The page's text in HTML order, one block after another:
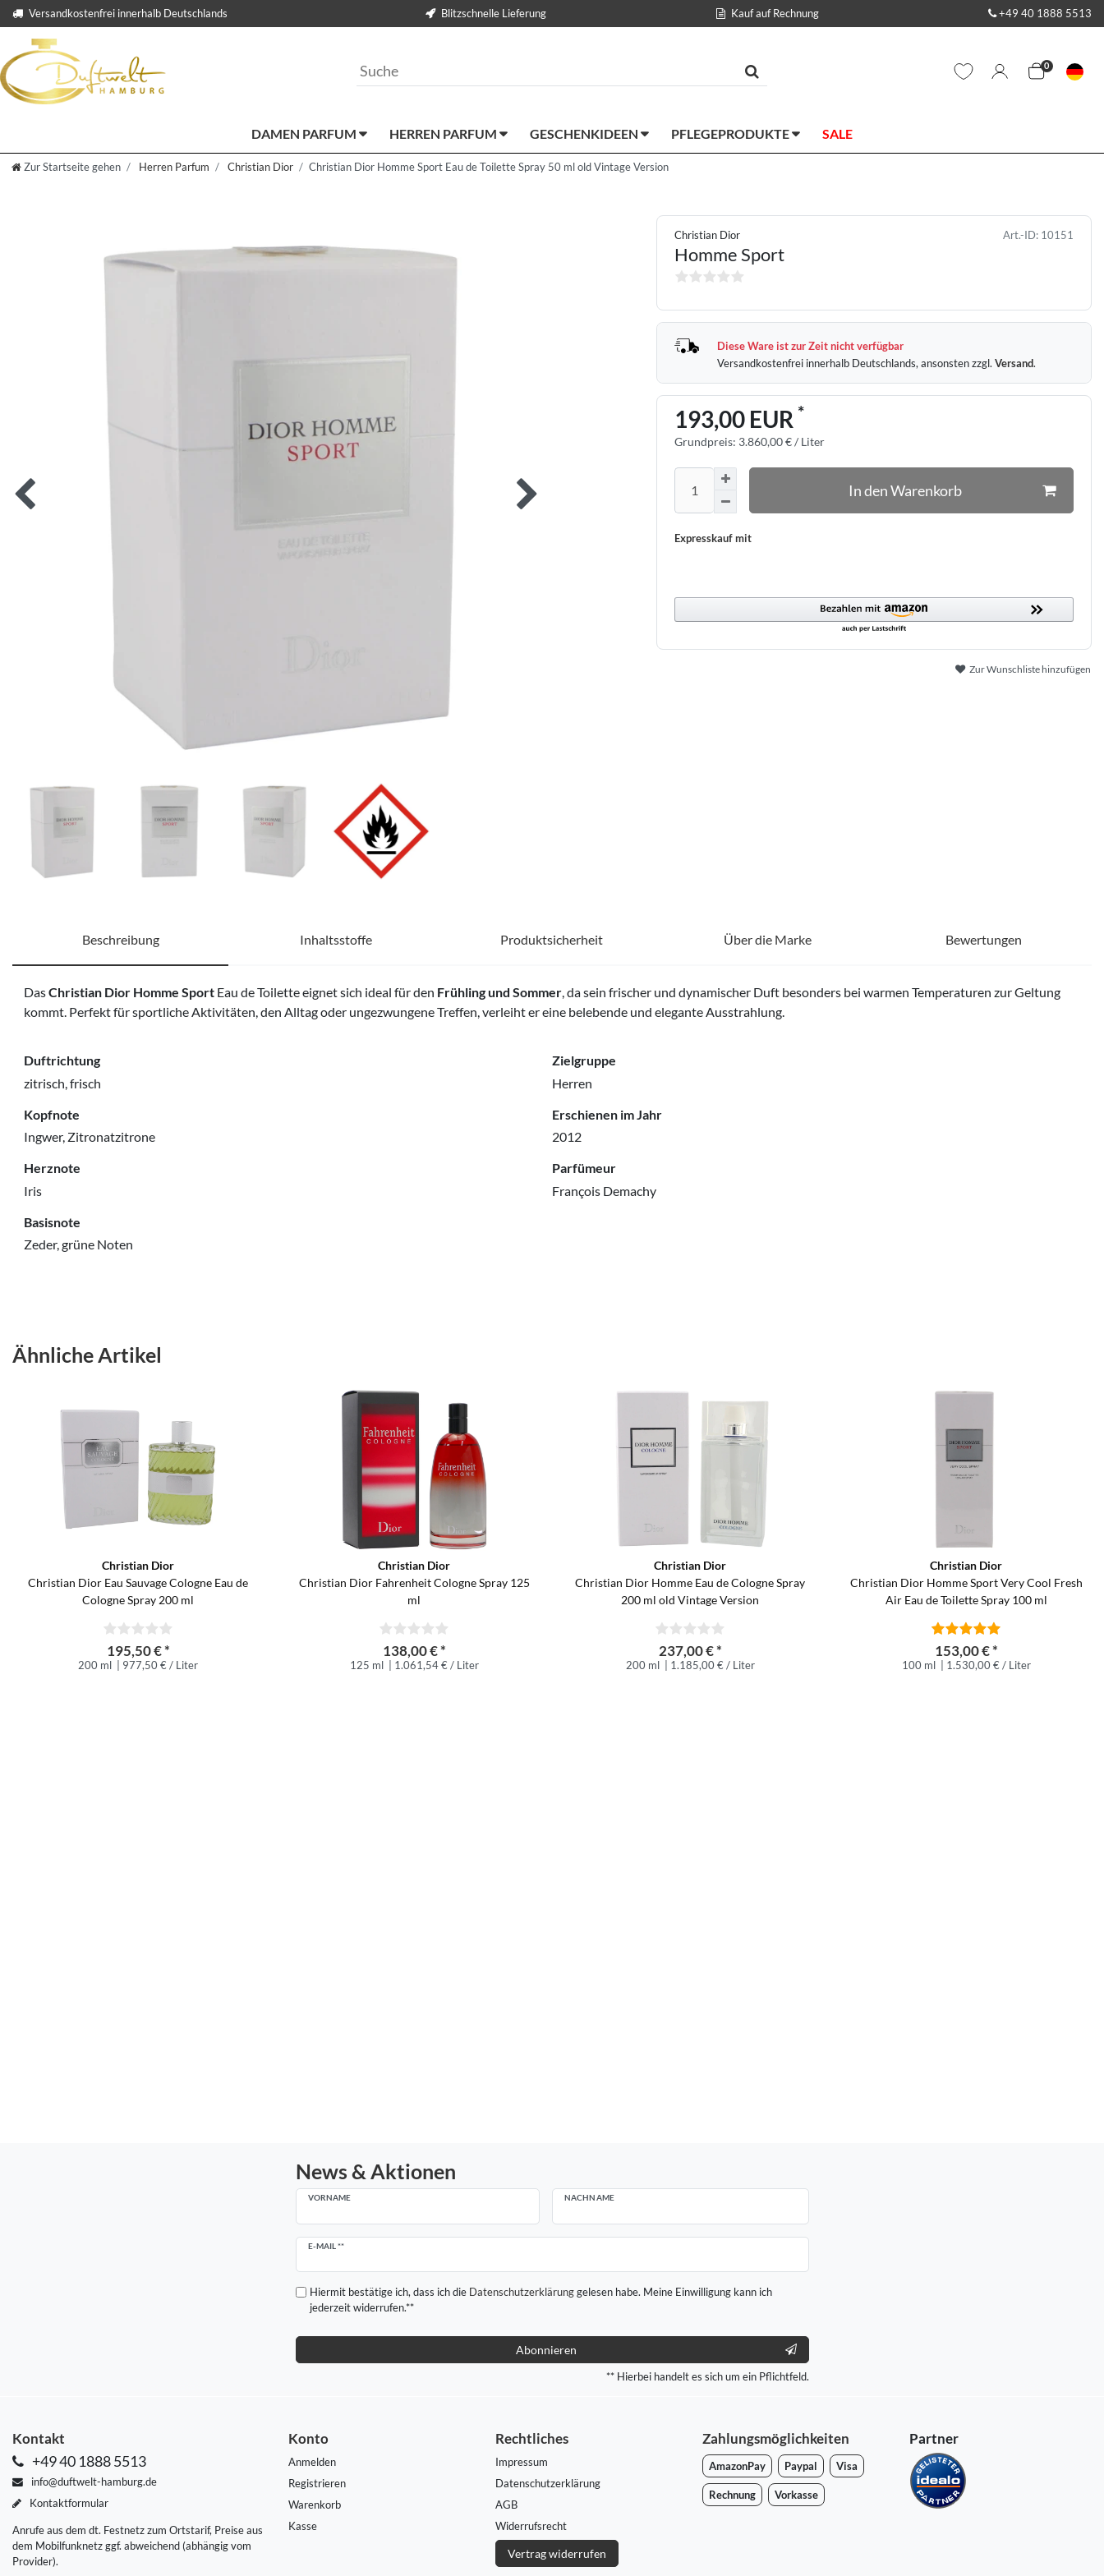
Versandkostenfrei innerhalb Deutschlands Blitzschnelle Lieferung Kauf auf Rechnung +49 40 1888 5513
0
DAMEN PARFUM HERREN PARFUM GESCHENKIDEEN PFLEGEPRODUKTE SALE
Zur Startseite gehen Herren Parfum Christian Dior Christian Dior Homme Sport Eau de Toilette Spray 50 ml old Vintage Version
Christian Dior Art.-ID: 10151
Homme Sport
Diese Ware ist zur Zeit nicht verfügbar
Versandkostenfrei innerhalb Deutschlands, ansonsten zzgl. Versand.
193,00 EUR *
Grundpreis: 3.860,00 € / Liter
In den Warenkorb
Expresskauf mit
Zur Wunschliste hinzufügen
Beschreibung Inhaltsstoffe Produktsicherheit Über die Marke Bewertungen
DasChristian Dior Homme Sport Eau de Toilette eignet sich ideal für den Frühling und Sommer, da sein frischer und dynamischer Duft besonders bei warmen Temperaturen zur Geltung
kommt. Perfekt für sportliche Aktivitäten, den Alltag oder ungezwungene Treffen, verleiht er eine belebende und elegante Ausstrahlung.
Duftrichtung
zitrisch, frisch
Kopfnote
Ingwer, Zitronatzitrone
Herznote
Iris
Basisnote
Zeder, grüne Noten
Zielgruppe
Herren
Erschienen im Jahr
2012
Parfümeur
François Demachy
Ähnliche Artikel
Christian Dior
Christian Dior Eau Sauvage Cologne Eau de
Cologne Spray 200 ml
195,50 € *
200 ml | 977,50 € / Liter
Christian Dior
Christian Dior Fahrenheit Cologne Spray 125
ml
138,00 € *
125 ml | 1.061,54 € / Liter
Christian Dior
Christian Dior Homme Eau de Cologne Spray
200 ml old Vintage Version
237,00 € *
200 ml | 1.185,00 € / Liter
Christian Dior
Christian Dior Homme Sport Very Cool Fresh
Air Eau de Toilette Spray 100 ml
153,00 € *
100 ml | 1.530,00 € / Liter
News & Aktionen
VORNAME NACHNAME
E-MAIL **
Newsletter
Hiermit bestätige ich, dass ich die Daten­schutz­erklärunggelesen habe. Meine Einwilligung kann ich
jederzeit widerrufen.**
Abonnieren
** Hierbei handelt es sich um ein Pflichtfeld.
Kontakt
+49 40 1888 5513
info@duftwelt-hamburg.de
Kontaktformular
Anrufe aus dem dt. Festnetz zum Ortstarif, Preise aus
dem Mobilfunknetz ggf. abweichend (abhängig vom
Provider).
Konto
Anmelden
Registrieren
Warenkorb
Kasse
Rechtliches
Impressum
Daten­schutz­erklärung
AGB
Widerrufs­recht
Vertrag widerrufen
Zahlungsmöglichkeiten
AmazonPay Paypal Visa
Rechnung Vorkasse
Partner